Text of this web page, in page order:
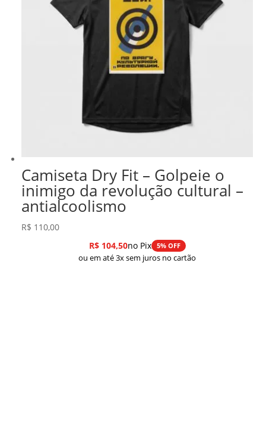
Camiseta Dry Fit – Golpeie o
inimigo da revolução cultural –
antialcoolismo
R$ 110,00
R$104,50no Pix 5% OFF
ou em até 3x sem juros no cartão